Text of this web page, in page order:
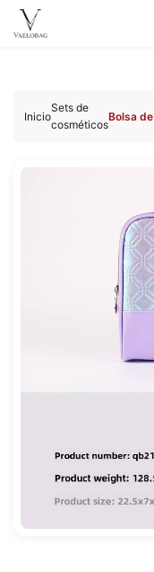
contenido
Vaelobag
Inicio
Sets de
cosméticos
Bolsa